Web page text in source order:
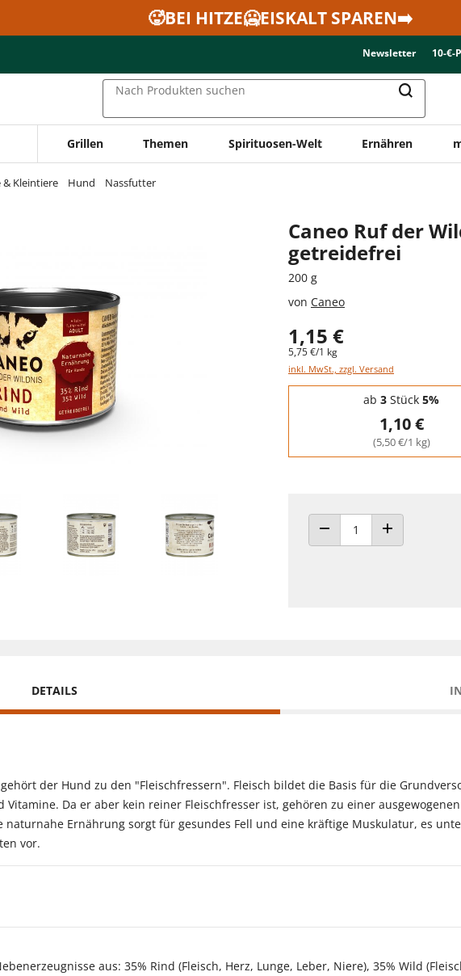
🥵BEI HITZE🥶EISKALT SPAREN➡️
Newsletter 10-€-
Nach Produkten suchen
Grillen Themen Spirituosen-Welt Ernähren
& Kleintiere Hund Nassfutter
Caneo Ruf der
getreidefrei
200 g
von Caneo
1,15 €
5,75 €/1 kg
inkl. MwSt., zzgl. Versand
Staffelpreise - Mengenrabatt
ab 3 Stück 5%
1,10 €
(5,50 €/1 kg)
ANZAHL VERRINGERN
ANZAHL
DETAILS
der Hund zu den "Fleischfressern". Fleisch bildet die Basis für die
Vitamine. Da er aber kein reiner Fleischfresser ist, gehören zu einer
naturnahe Ernährung sorgt für gesundes Fell und eine kräftige Muskulatur, es
vor.
aus: 35% Rind (Fleisch, Herz, Lunge, Leber, Niere), 35% Wild